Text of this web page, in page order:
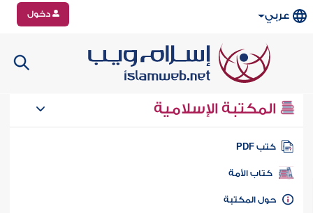
عربي دخول
المكتبة الإسلامية
كتب PDF
كتاب الأمة